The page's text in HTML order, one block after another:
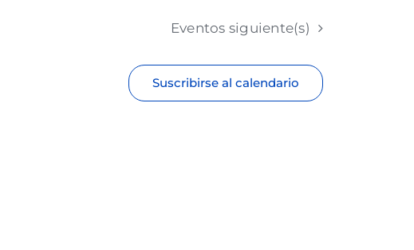
Eventos siguiente(s)
Suscribirse al calendario